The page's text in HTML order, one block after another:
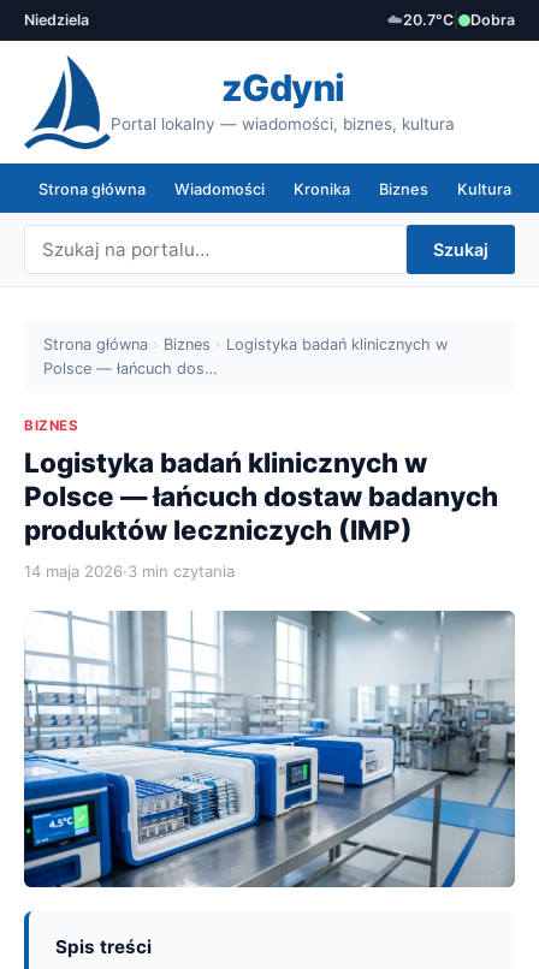
Niedziela ☁️20.7°C Dobra
zGdyni
Portal lokalny — wiadomości, biznes, kultura
Strona główna Wiadomości Kronika Biznes Kultura
Szukaj
Strona główna › Biznes › Logistyka badań klinicznych w
Polsce — łańcuch dos…
BIZNES
Logistyka badań klinicznych w
Polsce — łańcuch dostaw badanych
produktów leczniczych (IMP)
14 maja 2026·3 min czytania
Spis treści